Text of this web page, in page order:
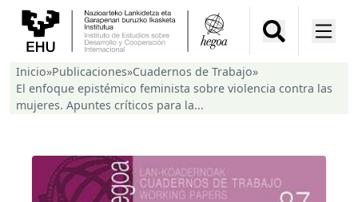
Inicio»Publicaciones»Cuadernos de Trabajo»
El enfoque epistémico feminista sobre violencia contra las
mujeres. Apuntes críticos para la...